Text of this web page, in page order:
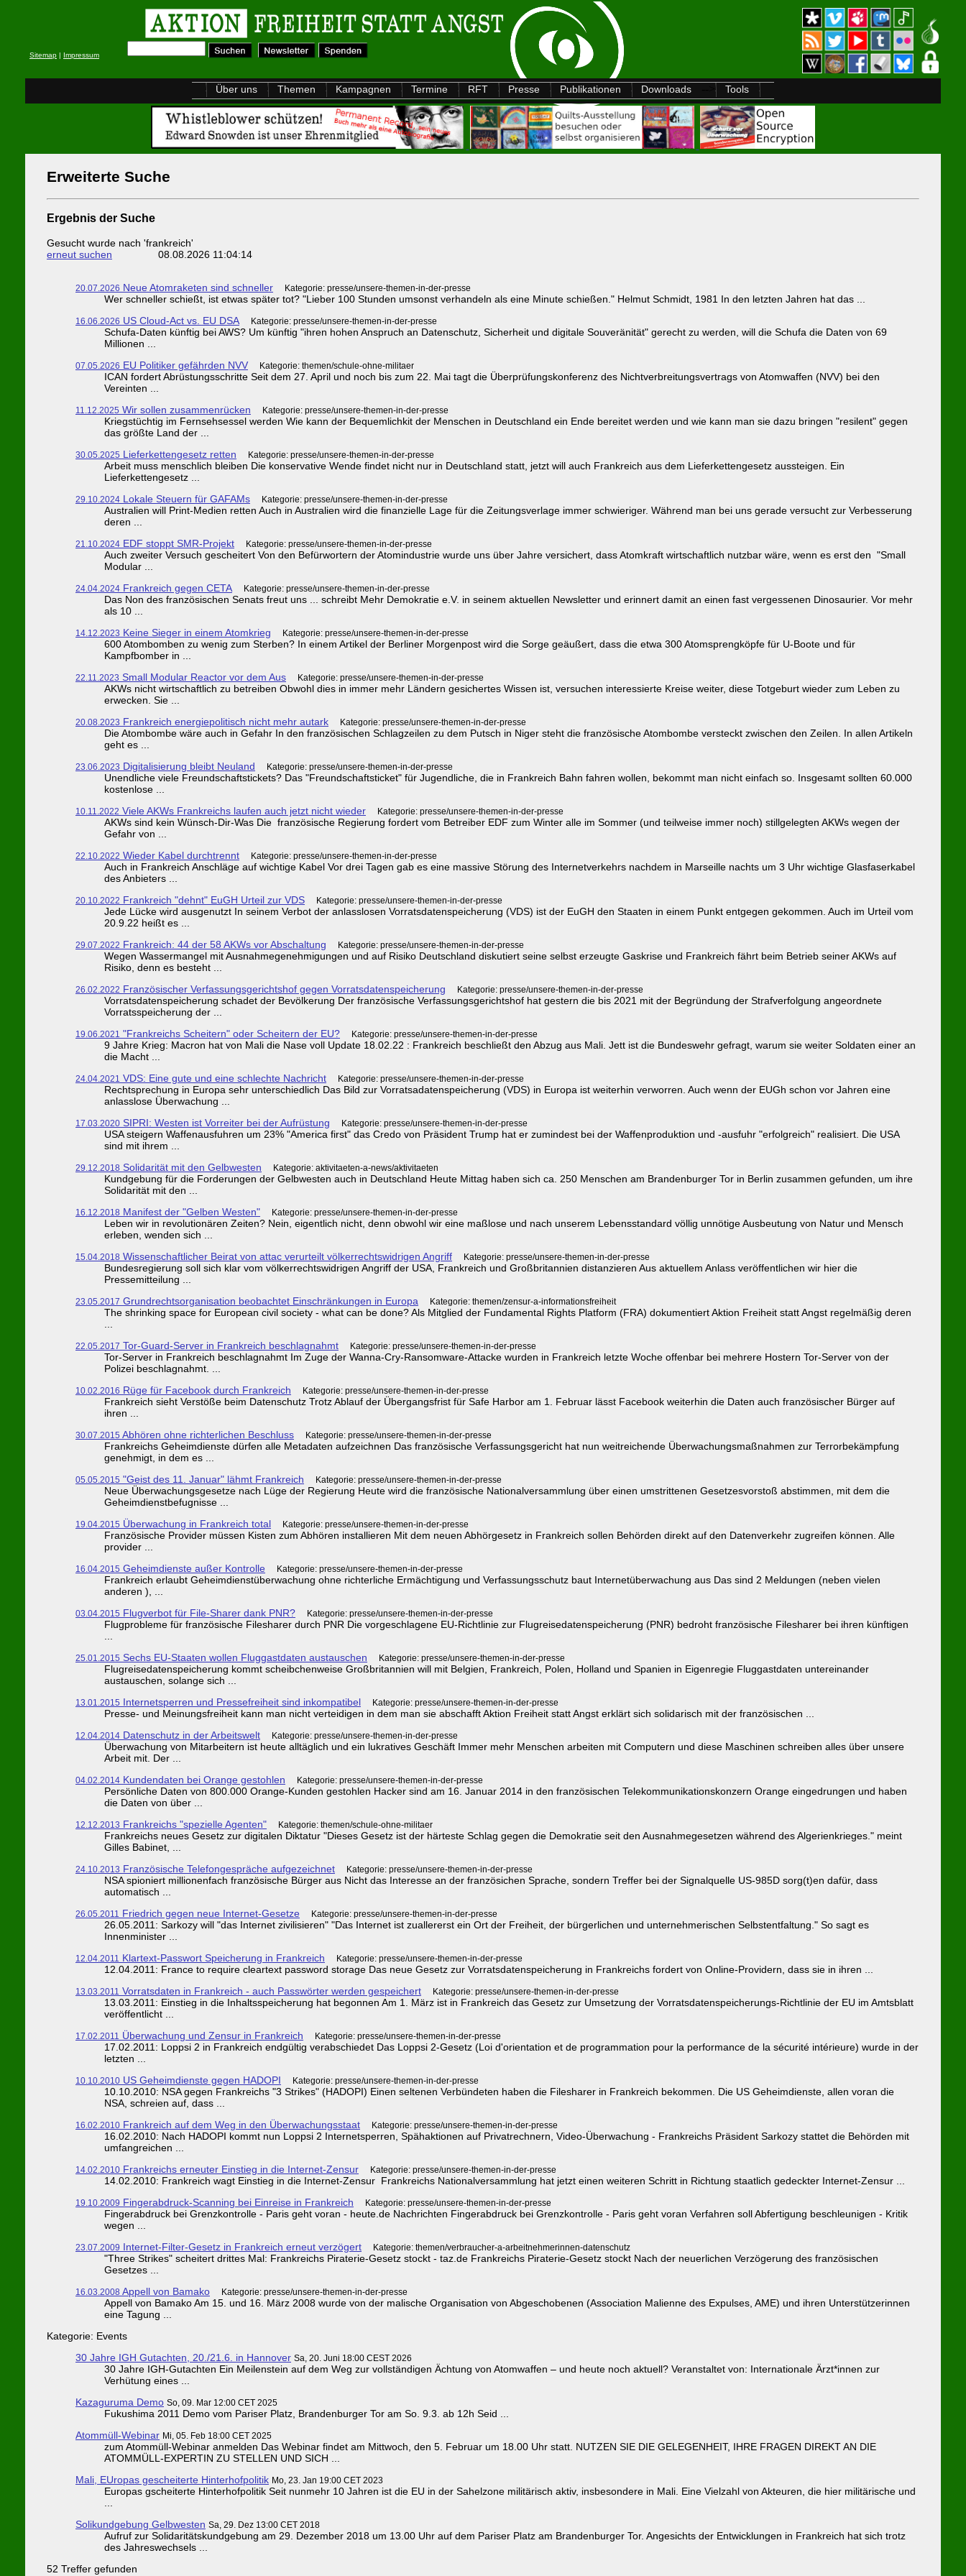
Sitemap | Impressum
Über uns Themen Kampagnen Termine RFT Presse Publikationen Downloads Tools
Erweiterte Suche
Ergebnis der Suche
Gesucht wurde nach 'frankreich'
erneut suchen 08.08.2026 11:04:14
20.07.2026 Neue Atomraketen sind schneller Kategorie: presse/unsere-themen-in-der-presse
Wer schneller schießt, ist etwas später tot? "Lieber 100 Stunden umsonst verhandeln als eine Minute schießen." Helmut Schmidt, 1981 In den letzten Jahren hat das ...
16.06.2026 US Cloud-Act vs. EU DSA Kategorie: presse/unsere-themen-in-der-presse
Schufa-Daten künftig bei AWS? Um künftig "ihren hohen Anspruch an Datenschutz, Sicherheit und digitale Souveränität" gerecht zu werden, will die Schufa die Daten von 69
Millionen ...
07.05.2026 EU Politiker gefährden NVV Kategorie: themen/schule-ohne-militaer
ICAN fordert Abrüstungsschritte Seit dem 27. April und noch bis zum 22. Mai tagt die Überprüfungskonferenz des Nichtverbreitungsvertrags von Atomwaffen (NVV) bei den
Vereinten ...
11.12.2025 Wir sollen zusammenrücken Kategorie: presse/unsere-themen-in-der-presse
Kriegstüchtig im Fernsehsessel werden Wie kann der Bequemlichkit der Menschen in Deutschland ein Ende bereitet werden und wie kann man sie dazu bringen "resilent" gegen
das größte Land der ...
30.05.2025 Lieferkettengesetz retten Kategorie: presse/unsere-themen-in-der-presse
Arbeit muss menschlich bleiben Die konservative Wende findet nicht nur in Deutschland statt, jetzt will auch Frankreich aus dem Lieferkettengesetz aussteigen. Ein
Lieferkettengesetz ...
29.10.2024 Lokale Steuern für GAFAMs Kategorie: presse/unsere-themen-in-der-presse
Australien will Print-Medien retten Auch in Australien wird die finanzielle Lage für die Zeitungsverlage immer schwieriger. Während man bei uns gerade versucht zur Verbesserung
deren ...
21.10.2024 EDF stoppt SMR-Projekt Kategorie: presse/unsere-themen-in-der-presse
Auch zweiter Versuch gescheitert Von den Befürwortern der Atomindustrie wurde uns über Jahre versichert, dass Atomkraft wirtschaftlich nutzbar wäre, wenn es erst den "Small
Modular ...
24.04.2024 Frankreich gegen CETA Kategorie: presse/unsere-themen-in-der-presse
Das Non des französischen Senats freut uns ... schreibt Mehr Demokratie e.V. in seinem aktuellen Newsletter und erinnert damit an einen fast vergessenen Dinosaurier. Vor mehr
als 10 ...
14.12.2023 Keine Sieger in einem Atomkrieg Kategorie: presse/unsere-themen-in-der-presse
600 Atombomben zu wenig zum Sterben? In einem Artikel der Berliner Morgenpost wird die Sorge geäußert, dass die etwa 300 Atomsprengköpfe für U-Boote und für
Kampfbomber in ...
22.11.2023 Small Modular Reactor vor dem Aus Kategorie: presse/unsere-themen-in-der-presse
AKWs nicht wirtschaftlich zu betreiben Obwohl dies in immer mehr Ländern gesichertes Wissen ist, versuchen interessierte Kreise weiter, diese Totgeburt wieder zum Leben zu
erwecken. Sie ...
20.08.2023 Frankreich energiepolitisch nicht mehr autark Kategorie: presse/unsere-themen-in-der-presse
Die Atombombe wäre auch in Gefahr In den französischen Schlagzeilen zu dem Putsch in Niger steht die französische Atombombe versteckt zwischen den Zeilen. In allen Artikeln
geht es ...
23.06.2023 Digitalisierung bleibt Neuland Kategorie: presse/unsere-themen-in-der-presse
Unendliche viele Freundschaftstickets? Das "Freundschaftsticket" für Jugendliche, die in Frankreich Bahn fahren wollen, bekommt man nicht einfach so. Insgesamt sollten 60.000
kostenlose ...
10.11.2022 Viele AKWs Frankreichs laufen auch jetzt nicht wieder Kategorie: presse/unsere-themen-in-der-presse
AKWs sind kein Wünsch-Dir-Was Die französische Regierung fordert vom Betreiber EDF zum Winter alle im Sommer (und teilweise immer noch) stillgelegten AKWs wegen der
Gefahr von ...
22.10.2022 Wieder Kabel durchtrennt Kategorie: presse/unsere-themen-in-der-presse
Auch in Frankreich Anschläge auf wichtige Kabel Vor drei Tagen gab es eine massive Störung des Internetverkehrs nachdem in Marseille nachts um 3 Uhr wichtige Glasfaserkabel
des Anbieters ...
20.10.2022 Frankreich "dehnt" EuGH Urteil zur VDS Kategorie: presse/unsere-themen-in-der-presse
Jede Lücke wird ausgenutzt In seinem Verbot der anlasslosen Vorratsdatenspeicherung (VDS) ist der EuGH den Staaten in einem Punkt entgegen gekommen. Auch im Urteil vom
20.9.22 heißt es ...
29.07.2022 Frankreich: 44 der 58 AKWs vor Abschaltung Kategorie: presse/unsere-themen-in-der-presse
Wegen Wassermangel mit Ausnahmegenehmigungen und auf Risiko Deutschland diskutiert seine selbst erzeugte Gaskrise und Frankreich fährt beim Betrieb seiner AKWs auf
Risiko, denn es besteht ...
26.02.2022 Französischer Verfassungsgerichtshof gegen Vorratsdatenspeicherung Kategorie: presse/unsere-themen-in-der-presse
Vorratsdatenspeicherung schadet der Bevölkerung Der französische Verfassungsgerichtshof hat gestern die bis 2021 mit der Begründung der Strafverfolgung angeordnete
Vorratsspeicherung der ...
19.06.2021 "Frankreichs Scheitern" oder Scheitern der EU? Kategorie: presse/unsere-themen-in-der-presse
9 Jahre Krieg: Macron hat von Mali die Nase voll Update 18.02.22 : Frankreich beschließt den Abzug aus Mali. Jett ist die Bundeswehr gefragt, warum sie weiter Soldaten einer an
die Macht ...
24.04.2021 VDS: Eine gute und eine schlechte Nachricht Kategorie: presse/unsere-themen-in-der-presse
Rechtsprechung in Europa sehr unterschiedlich Das Bild zur Vorratsadatenspeicherung (VDS) in Europa ist weiterhin verworren. Auch wenn der EUGh schon vor Jahren eine
anlasslose Überwachung ...
17.03.2020 SIPRI: Westen ist Vorreiter bei der Aufrüstung Kategorie: presse/unsere-themen-in-der-presse
USA steigern Waffenausfuhren um 23% "America first" das Credo von Präsident Trump hat er zumindest bei der Waffenproduktion und -ausfuhr "erfolgreich" realisiert. Die USA
sind mit ihrem ...
29.12.2018 Solidarität mit den Gelbwesten Kategorie: aktivitaeten-a-news/aktivitaeten
Kundgebung für die Forderungen der Gelbwesten auch in Deutschland Heute Mittag haben sich ca. 250 Menschen am Brandenburger Tor in Berlin zusammen gefunden, um ihre
Solidarität mit den ...
16.12.2018 Manifest der "Gelben Westen" Kategorie: presse/unsere-themen-in-der-presse
Leben wir in revolutionären Zeiten? Nein, eigentlich nicht, denn obwohl wir eine maßlose und nach unserem Lebensstandard völlig unnötige Ausbeutung von Natur und Mensch
erleben, wenden sich ...
15.04.2018 Wissenschaftlicher Beirat von attac verurteilt völkerrechtswidrigen Angriff Kategorie: presse/unsere-themen-in-der-presse
Bundesregierung soll sich klar vom völkerrechtswidrigen Angriff der USA, Frankreich und Großbritannien distanzieren Aus aktuellem Anlass veröffentlichen wir hier die
Pressemitteilung ...
23.05.2017 Grundrechtsorganisation beobachtet Einschränkungen in Europa Kategorie: themen/zensur-a-informationsfreiheit
The shrinking space for European civil society - what can be done? Als Mitglied der Fundamental Rights Platform (FRA) dokumentiert Aktion Freiheit statt Angst regelmäßig deren
22.05.2017 Tor-Guard-Server in Frankreich beschlagnahmt Kategorie: presse/unsere-themen-in-der-presse
Tor-Server in Frankreich beschlagnahmt Im Zuge der Wanna-Cry-Ransomware-Attacke wurden in Frankreich letzte Woche offenbar bei mehrere Hostern Tor-Server von der
Polizei beschlagnahmt. ...
10.02.2016 Rüge für Facebook durch Frankreich Kategorie: presse/unsere-themen-in-der-presse
Frankreich sieht Verstöße beim Datenschutz Trotz Ablauf der Übergangsfrist für Safe Harbor am 1. Februar lässt Facebook weiterhin die Daten auch französischer Bürger auf
ihren ...
30.07.2015 Abhören ohne richterlichen Beschluss Kategorie: presse/unsere-themen-in-der-presse
Frankreichs Geheimdienste dürfen alle Metadaten aufzeichnen Das französische Verfassungsgericht hat nun weitreichende Überwachungsmaßnahmen zur Terrorbekämpfung
genehmigt, in dem es ...
05.05.2015 "Geist des 11. Januar" lähmt Frankreich Kategorie: presse/unsere-themen-in-der-presse
Neue Überwachungsgesetze nach Lüge der Regierung Heute wird die französische Nationalversammlung über einen umstrittenen Gesetzesvorstoß abstimmen, mit dem die
Geheimdienstbefugnisse ...
19.04.2015 Überwachung in Frankreich total Kategorie: presse/unsere-themen-in-der-presse
Französische Provider müssen Kisten zum Abhören installieren Mit dem neuen Abhörgesetz in Frankreich sollen Behörden direkt auf den Datenverkehr zugreifen können. Alle
provider ...
16.04.2015 Geheimdienste außer Kontrolle Kategorie: presse/unsere-themen-in-der-presse
Frankreich erlaubt Geheimdienstüberwachung ohne richterliche Ermächtigung und Verfassungsschutz baut Internetüberwachung aus Das sind 2 Meldungen (neben vielen
anderen ), ...
03.04.2015 Flugverbot für File-Sharer dank PNR? Kategorie: presse/unsere-themen-in-der-presse
Flugprobleme für französische Filesharer durch PNR Die vorgeschlagene EU-Richtlinie zur Flugreisedatenspeicherung (PNR) bedroht französische Filesharer bei ihren künftigen
25.01.2015 Sechs EU-Staaten wollen Fluggastdaten austauschen Kategorie: presse/unsere-themen-in-der-presse
Flugreisedatenspeicherung kommt scheibchenweise Großbritannien will mit Belgien, Frankreich, Polen, Holland und Spanien in Eigenregie Fluggastdaten untereinander
austauschen, solange sich ...
13.01.2015 Internetsperren und Pressefreiheit sind inkompatibel Kategorie: presse/unsere-themen-in-der-presse
Presse- und Meinungsfreiheit kann man nicht verteidigen in dem man sie abschafft Aktion Freiheit statt Angst erklärt sich solidarisch mit der französischen ...
12.04.2014 Datenschutz in der Arbeitswelt Kategorie: presse/unsere-themen-in-der-presse
Überwachung von Mitarbeitern ist heute alltäglich und ein lukratives Geschäft Immer mehr Menschen arbeiten mit Computern und diese Maschinen schreiben alles über unsere
Arbeit mit. Der ...
04.02.2014 Kundendaten bei Orange gestohlen Kategorie: presse/unsere-themen-in-der-presse
Persönliche Daten von 800.000 Orange-Kunden gestohlen Hacker sind am 16. Januar 2014 in den französischen Telekommunikationskonzern Orange eingedrungen und haben
die Daten von über ...
12.12.2013 Frankreichs "spezielle Agenten" Kategorie: themen/schule-ohne-militaer
Frankreichs neues Gesetz zur digitalen Diktatur "Dieses Gesetz ist der härteste Schlag gegen die Demokratie seit den Ausnahmegesetzen während des Algerienkrieges." meint
Gilles Babinet, ...
24.10.2013 Französische Telefongespräche aufgezeichnet Kategorie: presse/unsere-themen-in-der-presse
NSA spioniert millionenfach französische Bürger aus Nicht das Interesse an der französichen Sprache, sondern Treffer bei der Signalquelle US-985D sorg(t)en dafür, dass
automatisch ...
26.05.2011 Friedrich gegen neue Internet-Gesetze Kategorie: presse/unsere-themen-in-der-presse
26.05.2011: Sarkozy will "das Internet zivilisieren" "Das Internet ist zuallererst ein Ort der Freiheit, der bürgerlichen und unternehmerischen Selbstentfaltung." So sagt es
Innenminister ...
12.04.2011 Klartext-Passwort Speicherung in Frankreich Kategorie: presse/unsere-themen-in-der-presse
12.04.2011: France to require cleartext password storage Das neue Gesetz zur Vorratsdatenspeicherung in Frankreichs fordert von Online-Providern, dass sie in ihren ...
13.03.2011 Vorratsdaten in Frankreich - auch Passwörter werden gespeichert Kategorie: presse/unsere-themen-in-der-presse
13.03.2011: Einstieg in die Inhaltsspeicherung hat begonnen Am 1. März ist in Frankreich das Gesetz zur Umsetzung der Vorratsdatenspeicherungs-Richtlinie der EU im Amtsblatt
veröffentlicht ...
17.02.2011 Überwachung und Zensur in Frankreich Kategorie: presse/unsere-themen-in-der-presse
17.02.2011: Loppsi 2 in Frankreich endgültig verabschiedet Das Loppsi 2-Gesetz (Loi d'orientation et de programmation pour la performance de la sécurité intérieure) wurde in der
letzten ...
10.10.2010 US Geheimdienste gegen HADOPI Kategorie: presse/unsere-themen-in-der-presse
10.10.2010: NSA gegen Frankreichs "3 Strikes" (HADOPI) Einen seltenen Verbündeten haben die Filesharer in Frankreich bekommen. Die US Geheimdienste, allen voran die
NSA, schreien auf, dass ...
16.02.2010 Frankreich auf dem Weg in den Überwachungsstaat Kategorie: presse/unsere-themen-in-der-presse
16.02.2010: Nach HADOPI kommt nun Loppsi 2 Internetsperren, Spähaktionen auf Privatrechnern, Video-Überwachung - Frankreichs Präsident Sarkozy stattet die Behörden mit
umfangreichen ...
14.02.2010 Frankreichs erneuter Einstieg in die Internet-Zensur Kategorie: presse/unsere-themen-in-der-presse
14.02.2010: Frankreich wagt Einstieg in die Internet-Zensur Frankreichs Nationalversammlung hat jetzt einen weiteren Schritt in Richtung staatlich gedeckter Internet-Zensur ...
19.10.2009 Fingerabdruck-Scanning bei Einreise in Frankreich Kategorie: presse/unsere-themen-in-der-presse
Fingerabdruck bei Grenzkontrolle - Paris geht voran - heute.de Nachrichten Fingerabdruck bei Grenzkontrolle - Paris geht voran Verfahren soll Abfertigung beschleunigen - Kritik
wegen ...
23.07.2009 Internet-Filter-Gesetz in Frankreich erneut verzögert Kategorie: themen/verbraucher-a-arbeitnehmerinnen-datenschutz
"Three Strikes" scheitert drittes Mal: Frankreichs Piraterie-Gesetz stockt - taz.de Frankreichs Piraterie-Gesetz stockt Nach der neuerlichen Verzögerung des französischen
Gesetzes ...
16.03.2008 Appell von Bamako Kategorie: presse/unsere-themen-in-der-presse
Appell von Bamako Am 15. und 16. März 2008 wurde von der malische Organisation von Abgeschobenen (Association Malienne des Expulses, AME) und ihren Unterstützerinnen
eine Ta­gung ...
Kategorie: Events
30 Jahre IGH Gutachten, 20./21.6. in Hannover Sa, 20. Juni 18:00 CEST 2026
30 Jahre IGH-Gutachten Ein Meilenstein auf dem Weg zur vollständigen Ächtung von Atomwaffen – und heute noch aktuell? Veranstaltet von: Internationale Ärzt*innen zur
Verhütung eines ...
Kazaguruma Demo So, 09. Mar 12:00 CET 2025
Fukushima 2011 Demo vom Pariser Platz, Brandenburger Tor am So. 9.3. ab 12h Seid ...
Atommüll-Webinar Mi, 05. Feb 18:00 CET 2025
zum Atommüll-Webinar anmelden Das Webinar findet am Mittwoch, den 5. Februar um 18.00 Uhr statt. NUTZEN SIE DIE GELEGENHEIT, IHRE FRAGEN DIREKT AN DIE
ATOMMÜLL-EXPERTIN ZU STELLEN UND SICH ...
Mali, EUropas gescheiterte Hinterhofpolitik Mo, 23. Jan 19:00 CET 2023
Europas gscheiterte Hinterhofpolitik Seit nunmehr 10 Jahren ist die EU in der Sahelzone militärisch aktiv, insbesondere in Mali. Eine Vielzahl von Akteuren, die hier militärische und
Solikundgebung Gelbwesten Sa, 29. Dez 13:00 CET 2018
Aufruf zur Solidaritätskundgebung am 29. Dezember 2018 um 13.00 Uhr auf dem Pariser Platz am Brandenburger Tor. Angesichts der Entwicklungen in Frankreich hat sich trotz
des Jahreswechsels ...
52 Treffer gefunden